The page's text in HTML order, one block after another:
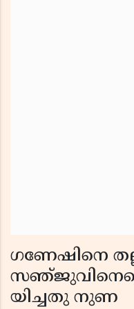
ഗണേ­ഷി­നെ
യിച്ച­തു നുണ